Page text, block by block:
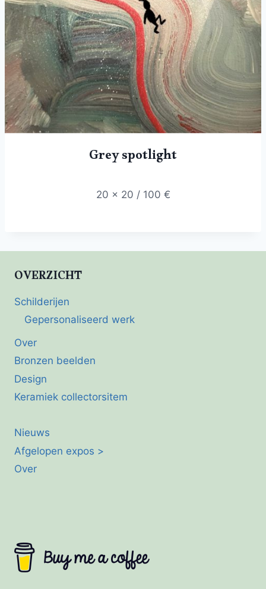
Grey spotlight
20 x 20 / 100 €
OVERZICHT
Schilderijen
Gepersonaliseerd werk
Over
Bronzen beelden
Design
Keramiek collectorsitem
Nieuws
Afgelopen expos >
Over